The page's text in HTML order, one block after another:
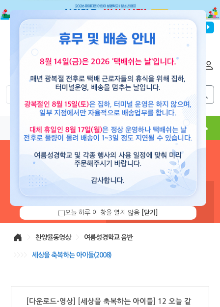
파이디온선교회
도서 뮤직 용품 현수막 콘텐츠
로그인 하시면 보유 캐쉬 확
니다.
찬양율동영상 여름성경학교 음반
세상을 축복하는 아이들(2008)
[다운로드-영상] [세상을 축복하는 아이들] 12 오늘 같
오늘 하루 이 창을 열지 않음 [닫기]